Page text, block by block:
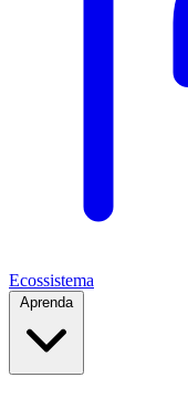
Ecossistema
Aprenda